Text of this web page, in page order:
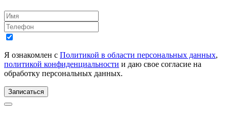
Я ознакомлен с Политикой в области персональных данных,
политикой конфиденциальности и даю свое согласие на
обработку персональных данных.
Записаться